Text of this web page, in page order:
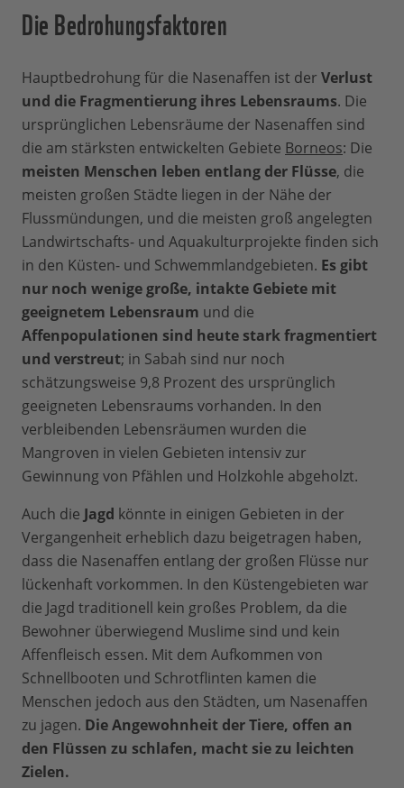
Die Bedrohungsfaktoren
Hauptbedrohung für die Nasenaffen ist der Verlust
und die Fragmentierung ihres Lebensraums. Die
ursprünglichen Lebensräume der Nasenaffen sind
die am stärksten entwickelten Gebiete Borneos: Die
meisten Menschen leben entlang der Flüsse, die
meisten großen Städte liegen in der Nähe der
Flussmündungen, und die meisten groß angelegten
Landwirtschafts- und Aquakulturprojekte finden sich
in den Küsten- und Schwemmlandgebieten. Es gibt
nur noch wenige große, intakte Gebiete mit
geeignetem Lebensraum und die
Affenpopulationen sind heute stark fragmentiert
und verstreut; in Sabah sind nur noch
schätzungsweise 9,8 Prozent des ursprünglich
geeigneten Lebensraums vorhanden. In den
verbleibenden Lebensräumen wurden die
Mangroven in vielen Gebieten intensiv zur
Gewinnung von Pfählen und Holzkohle abgeholzt.
Auch die Jagd könnte in einigen Gebieten in der
Vergangenheit erheblich dazu beigetragen haben,
dass die Nasenaffen entlang der großen Flüsse nur
lückenhaft vorkommen. In den Küstengebieten war
die Jagd traditionell kein großes Problem, da die
Bewohner überwiegend Muslime sind und kein
Affenfleisch essen. Mit dem Aufkommen von
Schnellbooten und Schrotflinten kamen die
Menschen jedoch aus den Städten, um Nasenaffen
zu jagen. Die Angewohnheit der Tiere, offen an
den Flüssen zu schlafen, macht sie zu leichten
Zielen.